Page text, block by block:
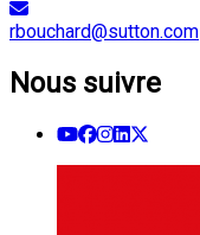
rbouchard@sutton.com
Nous suivre